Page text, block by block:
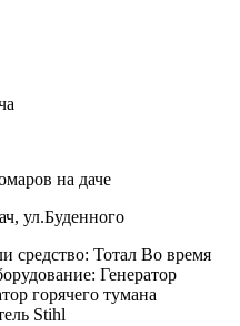
на даче
ул.Буденного
средство: Тотал Во время
Генератор
горячего тумана
Stihl